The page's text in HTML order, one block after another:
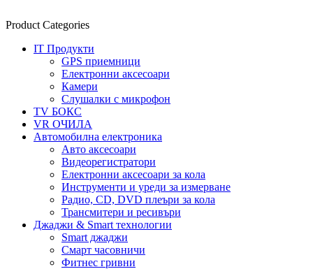
Product Categories
IT Продукти
GPS приемници
Електронни аксесоари
Камери
Слушалки с микрофон
TV БОКС
VR ОЧИЛА
Автомобилна електроника
Авто аксесоари
Видеорегистратори
Електронни аксесоари за кола
Инструменти и уреди за измерване
Радио, CD, DVD плеъри за кола
Трансмитери и ресивъри
Джаджи & Smart технологии
Smart джаджи
Смарт часовничи
Фитнес гривни